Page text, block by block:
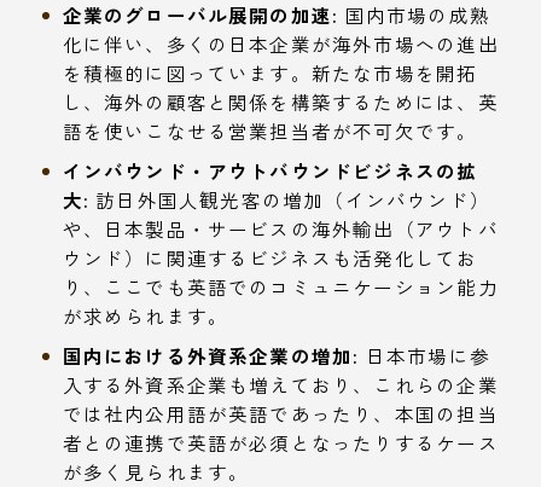
企業のグローバル展開の加速: 国内市場の成熟
化に伴い、多くの日本企業が海外市場への進出
を積極的に図っています。新たな市場を開拓
し、海外の顧客と関係を構築するためには、英
語を使いこなせる営業担当者が不可欠です。
インバウンド・アウトバウンドビジネスの拡
大: 訪日外国人観光客の増加（インバウンド）
や、日本製品・サービスの海外輸出（アウトバ
ウンド）に関連するビジネスも活発化してお
り、ここでも英語でのコミュニケーション能力
が求められます。
国内における外資系企業の増加: 日本市場に参
入する外資系企業も増えており、これらの企業
では社内公用語が英語であったり、本国の担当
者との連携で英語が必須となったりするケース
が多く見られます。